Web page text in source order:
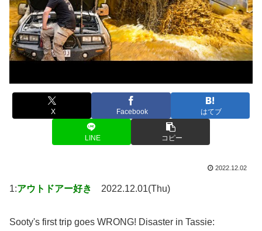
X Facebook はてブ
LINE コピー
2022.12.02
1:アウトドアー好き 2022.12.01(Thu)
Sooty's first trip goes WRONG! Disaster in Tassie: